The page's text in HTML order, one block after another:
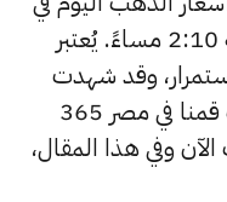
مصر ليوم السبت 4 أبريل الساعة 2:10 مساءً. يُعتبر
وقد شهدت
أسعار الذهب تغيرات كثيرة، لذلك قمنا في مصر 365
وفي هذا المقال،